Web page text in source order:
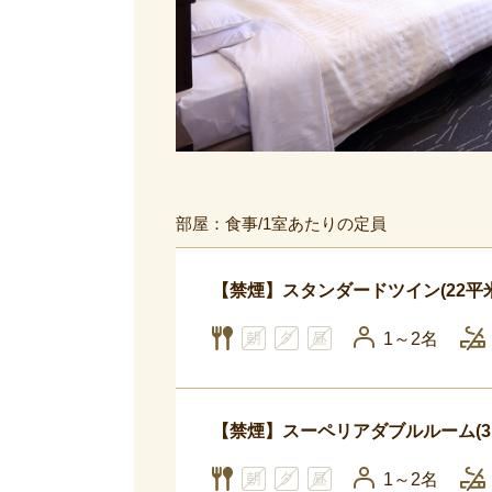
部屋：食事/1室あたりの定員
【禁煙】スタンダードツイン(22
1～2名
【禁煙】スーペリアダブルルーム
1～2名